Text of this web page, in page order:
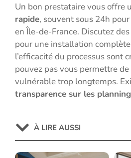
Un bon prestataire vous offre
rapide, souvent sous 24h
en Île-de-France. Discutez
pour une installation
l’efficacité du processus sont
pouvez pas vous permettre
vulnérable trop longtemps.
transparence sur les
À LIRE AUSSI